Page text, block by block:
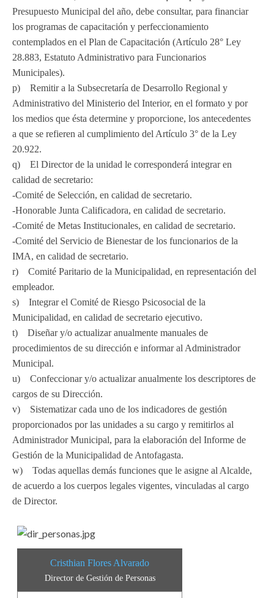
Presupuesto Municipal del año, debe consultar, para financiar
los programas de capacitación y perfeccionamiento
contemplados en el Plan de Capacitación (Artículo 28° Ley
28.883, Estatuto Administrativo para Funcionarios
Municipales).
p) Remitir a la Subsecretaría de Desarrollo Regional y
Administrativo del Ministerio del Interior, en el formato y por
los medios que ésta determine y proporcione, los antecedentes
a que se refieren al cumplimiento del Artículo 3° de la Ley
20.922.
q) El Director de la unidad le corresponderá integrar en
calidad de secretario:
-Comité de Selección, en calidad de secretario.
-Honorable Junta Calificadora, en calidad de secretario.
-Comité de Metas Institucionales, en calidad de secretario.
-Comité del Servicio de Bienestar de los funcionarios de la
IMA, en calidad de secretario.
r) Comité Paritario de la Municipalidad, en representación del
empleador.
s) Integrar el Comité de Riesgo Psicosocial de la
Municipalidad, en calidad de secretario ejecutivo.
t) Diseñar y/o actualizar anualmente manuales de
procedimientos de su dirección e informar al Administrador
Municipal.
u) Confeccionar y/o actualizar anualmente los descriptores de
cargos de su Dirección.
v) Sistematizar cada uno de los indicadores de gestión
proporcionados por las unidades a su cargo y remitirlos al
Administrador Municipal, para la elaboración del Informe de
Gestión de la Municipalidad de Antofagasta.
w) Todas aquellas demás funciones que le asigne al Alcalde,
de acuerdo a los cuerpos legales vigentes, vinculadas al cargo
de Director.
Cristhian Flores Alvarado
Director de Gestión de Personas